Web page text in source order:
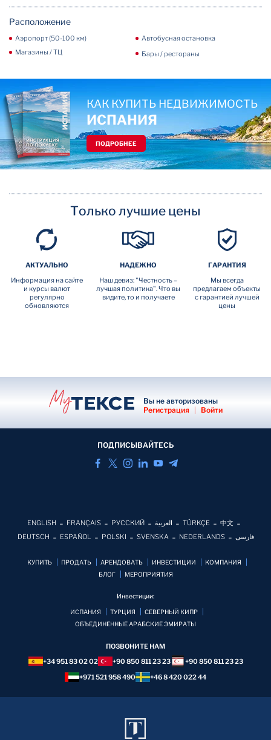
Расположение
Аэропорт (50-100 км)
Автобусная остановка
Магазины / ТЦ
Бары / рестораны
КАК КУПИТЬ НЕДВИЖИМОСТЬ
ИСПАНИЯ
ПОДРОБНЕЕ
Только лучшие цены
АКТУАЛЬНО
Информация на сайте
и курсы валют
регулярно
обновляются
НАДЕЖНО
Наш девиз: "Честность –
лучшая политика". Что вы
видите, то и получаете
ГАРАНТИЯ
Мы всегда
предлагаем объекты
с гарантией лучшей
цены
Вы не авторизованы
Регистрация
| Войти
ПОДПИСЫВАЙТЕСЬ
ENGLISH FRANÇAIS РУССКИЙ العربية TÜRKÇE
中文
DEUTSCH
ESPAÑOL POLSKI SVENSKA NEDERLANDS فارسی
КУПИТЬ ПРОДАТЬ АРЕНДОВАТЬ ИНВЕСТИЦИИ
КОМПАНИЯ
БЛОГ
MЕРОПРИЯТИЯ
Инвестиции:
ИСПАНИЯ ТУРЦИЯ
СЕВЕРНЫЙ КИПР
ОБЪЕДИНЕННЫЕ АРАБСКИЕ ЭМИРАТЫ
ПОЗВОНИТЕ НАМ
+34 951 83 02 02
+90 850 811 23 23
+90 850 811 23 23
+971 521 958 490
+46 8 420 022 44